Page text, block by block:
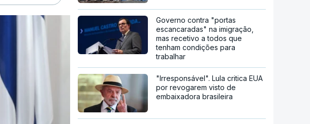
Governo contra "portas
escancaradas" na imigração,
mas recetivo a todos que
tenham condições para
trabalhar
"Irresponsável". Lula critica EUA
por revogarem visto de
embaixadora brasileira